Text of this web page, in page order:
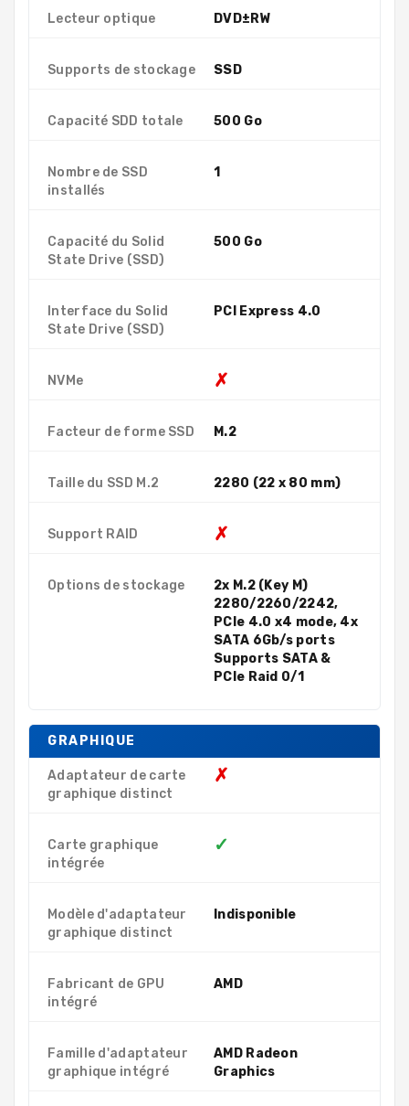
Lecteur optique DVD±RW
Supports de stockage SSD
Capacité SDD totale 500 Go
Nombre de SSD
installés
1
Capacité du Solid
State Drive (SSD)
500 Go
Interface du Solid
State Drive (SSD)
PCI Express 4.0
NVMe ✗
Facteur de forme SSD M.2
Taille du SSD M.2 2280 (22 x 80 mm)
Support RAID ✗
Options de stockage
2x M.2 (Key M)
2280/2260/2242,
PCIe 4.0 x4 mode, 4x
SATA 6Gb/s ports
Supports SATA &
PCIe Raid 0/1
GRAPHIQUE
Adaptateur de carte
graphique distinct
✗
Carte graphique
intégrée
✓
Modèle d'adaptateur
graphique distinct
Indisponible
Fabricant de GPU
intégré
AMD
Famille d'adaptateur
graphique intégré
AMD Radeon
Graphics